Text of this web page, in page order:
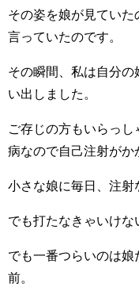
その姿を娘が見ていた
言っていたのです。
その瞬間、私は自分
い出しました。
ご存じの方もいらっ
病なので自己注射がか
小さな娘に毎日、注射
でも打たなきゃいけな
でも一番つらいのは
前。